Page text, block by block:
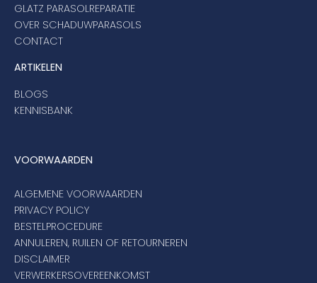
GLATZ PARASOLREPARATIE
OVER SCHADUWPARASOLS
CONTACT
ARTIKELEN
BLOGS
KENNISBANK
VOORWAARDEN
ALGEMENE VOORWAARDEN
PRIVACY POLICY
BESTELPROCEDURE
ANNULEREN, RUILEN OF RETOURNEREN
DISCLAIMER
VERWERKERSOVEREENKOMST